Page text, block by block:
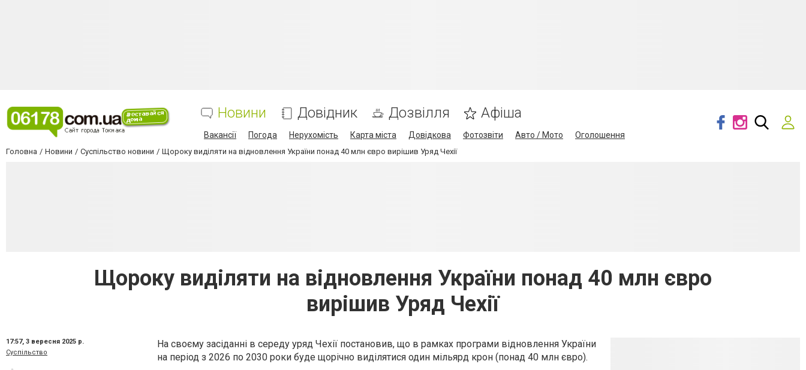
Новини Довідник Дозвілля Афіша
Вакансії Погода Нерухомість Карта міста Довідкова Фотозвіти Авто / Мото Оголошення
Головна Новини Суспільство новини Щороку виділяти на відновлення України понад 40 млн євро вирішив Уряд Чехії
Щороку виділяти на відновлення України понад 40 млн євро
вирішив Уряд Чехії
17:57, 3 вересня 2025 р.
Суспільство
На своєму засіданні в середу уряд Чехії постановив, що в рамках програми відновлення України
на період з 2026 по 2030 роки буде щорічно виділятися один мільярд крон (понад 40 млн євро).